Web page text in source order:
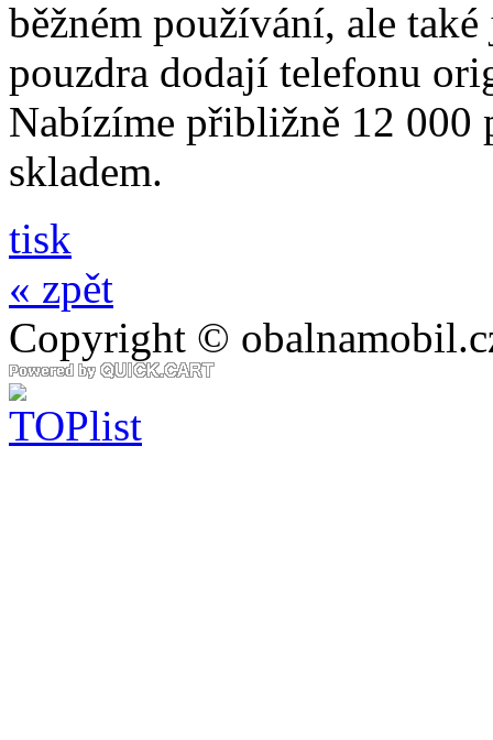
běžném používání, ale
pouzdra dodají telefonu
Nabízíme přibližně 12 000
skladem.
tisk
« zpět
Copyright ©